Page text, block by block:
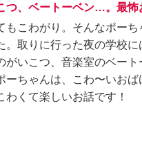
つ、ベートーベン…。最怖
もこわがり。そんなポー
。取りに行った夜の学校
がいこつ、音楽室のベー
ちゃんは、こわ〜いお
くて楽しいお話です！